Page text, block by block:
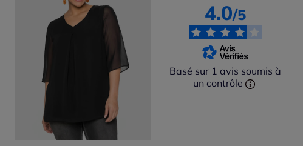
4.0/5
Basé sur 1 avis soumis à
un contrôle